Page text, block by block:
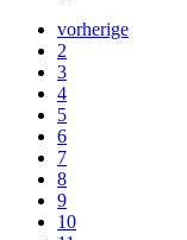
vorherige
2
3
4
5
6
7
8
9
10